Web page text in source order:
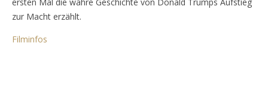
ersten Mal die wahre Geschichte von Donald Trumps Aufstieg
zur Macht erzählt.
Filminfos